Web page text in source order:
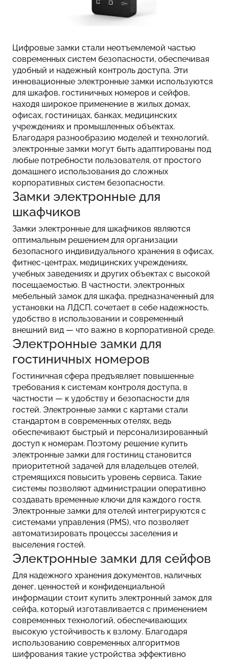
Цифровые замки стали неотъемлемой частью
современных систем безопасности, обеспечивая
удобный и надежный контроль доступа. Эти
инновационные электронные замки используются
для шкафов, гостиничных номеров и сейфов,
находя широкое применение в жилых домах,
офисах, гостиницах, банках, медицинских
учреждениях и промышленных объектах.
Благодаря разнообразию моделей и технологий,
электронные замки могут быть адаптированы под
любые потребности пользователя, от простого
домашнего использования до сложных
корпоративных систем безопасности.
Замки электронные для
шкафчиков
Замки электронные для шкафчиков являются
оптимальным решением для организации
безопасного индивидуального хранения в офисах,
фитнес-центрах, медицинских учреждениях,
учебных заведениях и других объектах с высокой
посещаемостью. В частности, электронных
мебельный замок для шкафа, предназначенный для
установки на ЛДСП, сочетает в себе надежность,
удобство в использовании и современный
внешний вид — что важно в корпоративной среде.
Электронные замки для
гостиничных номеров
Гостиничная сфера предъявляет повышенные
требования к системам контроля доступа, в
частности — к удобству и безопасности для
гостей. Электронные замки с картами стали
стандартом в современных отелях, ведь
обеспечивают быстрый и персонализированный
доступ к номерам. Поэтому решение купить
электронные замки для гостиниц становится
приоритетной задачей для владельцев отелей,
стремящихся повысить уровень сервиса. Такие
системы позволяют администрации оперативно
создавать временные ключи для каждого гостя.
Электронные замки для отелей интегрируются с
системами управления (PMS), что позволяет
автоматизировать процессы заселения и
выселения гостей.
Электронные замки для сейфов
Для надежного хранения документов, наличных
денег, ценностей и конфиденциальной
информации стоит купить электронный замок для
сейфа, который изготавливается с применением
современных технологий, обеспечивающих
высокую устойчивость к взлому. Благодаря
использованию современных алгоритмов
шифрования такие устройства эффективно